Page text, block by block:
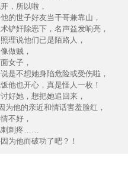
，所以啦，
的世子好友当干哥兼靠山，
铲奸除恶下，名声益发响亮，
理说他们已是陌路人，
做贼，
女子，
是不想她身陷危险或受伤啦，
他也开心，真是怪人一枚！
好她，想把她追回来，
为他的亲近和情话害羞脸红，
不好，
刺刺疼……
为他而破功了吧？！